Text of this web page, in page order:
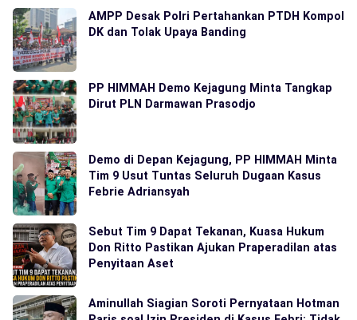
AMPP Desak Polri Pertahankan PTDH Kompol
DK dan Tolak Upaya Banding
PP HIMMAH Demo Kejagung Minta Tangkap
Dirut PLN Darmawan Prasodjo
Demo di Depan Kejagung, PP HIMMAH Minta
Tim 9 Usut Tuntas Seluruh Dugaan Kasus
Febrie Adriansyah
Sebut Tim 9 Dapat Tekanan, Kuasa Hukum
Don Ritto Pastikan Ajukan Praperadilan atas
Penyitaan Aset
Aminullah Siagian Soroti Pernyataan Hotman